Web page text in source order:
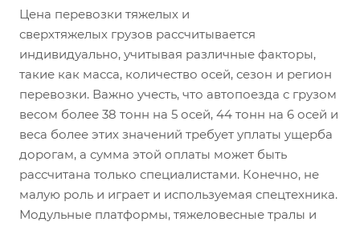
Цена перевозки тяжелых и
сверхтяжелых грузов рассчитывается
индивидуально, учитывая различные факторы,
такие как масса, количество осей, сезон и регион
перевозки. Важно учесть, что автопоезда с грузом
весом более 38 тонн на 5 осей, 44 тонн на 6 осей и
веса более этих значений требует уплаты ущерба
дорогам, а сумма этой оплаты может быть
рассчитана только специалистами. Конечно, не
малую роль и играет и используемая спецтехника.
Модульные платформы, тяжеловесные тралы и